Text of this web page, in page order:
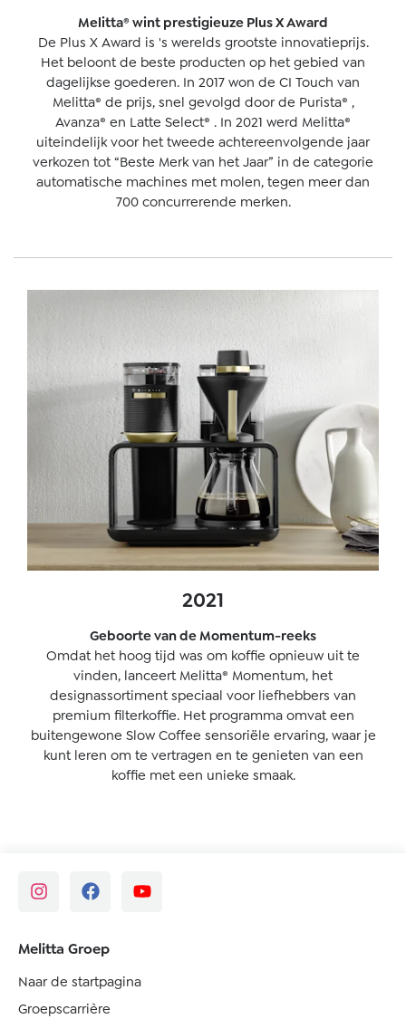
Melitta® wint prestigieuze Plus X Award
De Plus X Award is 's werelds grootste innovatieprijs.
Het beloont de beste producten op het gebied van
dagelijkse goederen. In 2017 won de CI Touch van
Melitta® de prijs, snel gevolgd door de Purista® ,
Avanza® en Latte Select® . In 2021 werd Melitta®
uiteindelijk voor het tweede achtereenvolgende jaar
verkozen tot “Beste Merk van het Jaar” in de categorie
automatische machines met molen, tegen meer dan
700 concurrerende merken.
2021
Geboorte van de Momentum-reeks
Omdat het hoog tijd was om koffie opnieuw uit te
vinden, lanceert Melitta® Momentum, het
designassortiment speciaal voor liefhebbers van
premium filterkoffie. Het programma omvat een
buitengewone Slow Coffee sensoriële ervaring, waar je
kunt leren om te vertragen en te genieten van een
koffie met een unieke smaak.
Melitta Groep
Naar de startpagina
Groepscarrière